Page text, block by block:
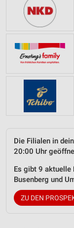
Die Filialen in
20:00 Uhr
Es gibt 9 aktuelle
Busenberg und
ZU DEN